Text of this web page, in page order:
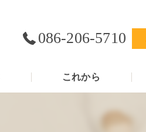
086-206-5710
これから